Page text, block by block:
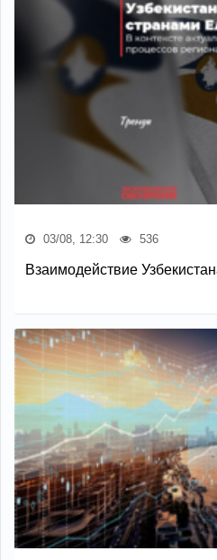
03/08, 12:30 536
Взаимодействие